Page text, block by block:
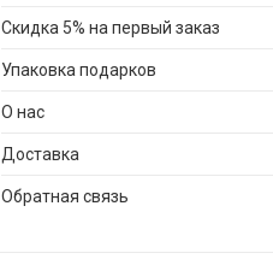
Скидка 5% на первый заказ
Упаковка подарков
О нас
Доставка
Обратная связь